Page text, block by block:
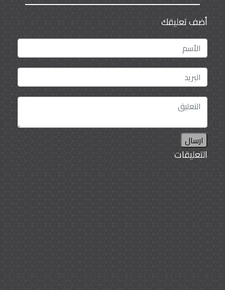
أضف تعليقك
ارسال
التعليقات